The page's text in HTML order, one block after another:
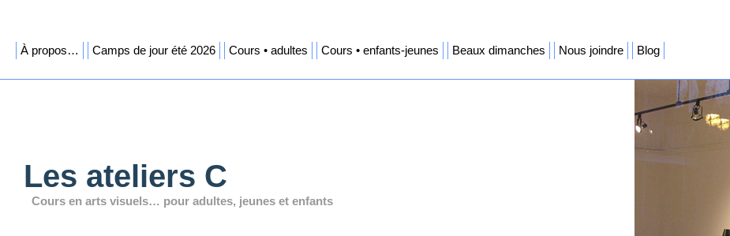
Les ateliers C
Cours en arts visuels… pour adultes, jeunes et enfants
À propos… Camps de jour été 2026 Cours • adultes Cours • enfants-jeunes Beaux dimanches Nous joindre Blog